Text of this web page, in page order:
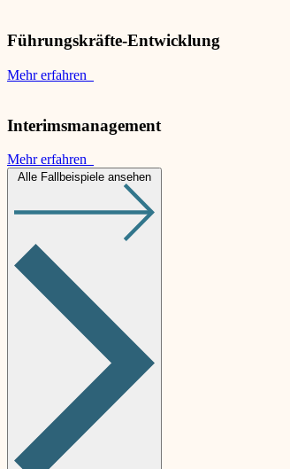
Führungskräfte-Entwicklung
Mehr erfahren
Interimsmanagement
Mehr erfahren
Alle Fallbeispiele ansehen